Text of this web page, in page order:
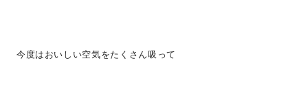
今度はおいしい空気をたくさん吸って